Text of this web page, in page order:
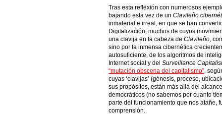
Tras esta reflexión con numerosos
bajando esta vez de un Clavileño
inmaterial e irreal, en que se han
Digitalización, muchos de cuyos
una clavija en la cabeza de Clavileño,
sino por la inmensa cibernética
autosuficiente, de los algoritmos de
Internet social y del Surveillance
“mutación obscena del capitalismo”,
cuyas ‘clavijas’ (génesis, proceso,
sus propósitos, están más allá del
democráticos (no sabemos por cuanto
parte del funcionamiento que nos atañe,
comprensión.